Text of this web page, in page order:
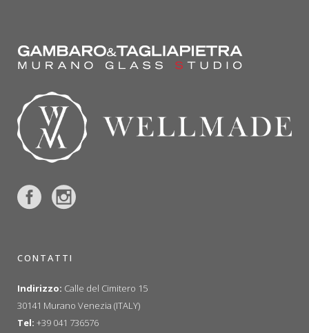
CONTATTI
Indirizzo: Calle del Cimitero 15
30141 Murano Venezia (ITALY)
Tel: +39 041 736576